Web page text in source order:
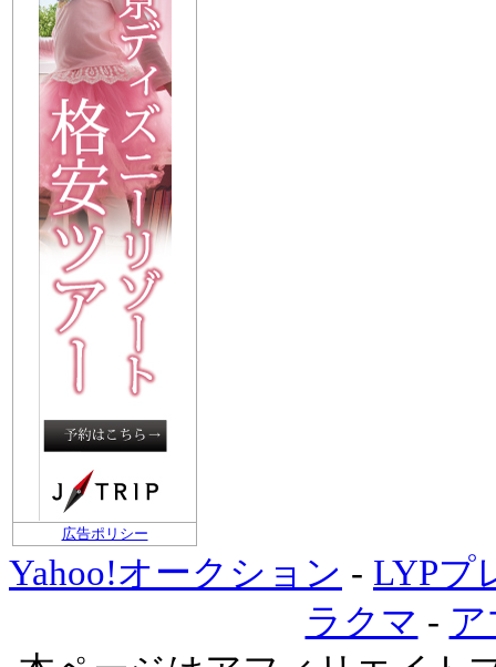
広告ポリシー
Yahoo!オークション - LYPプ
ラクマ -